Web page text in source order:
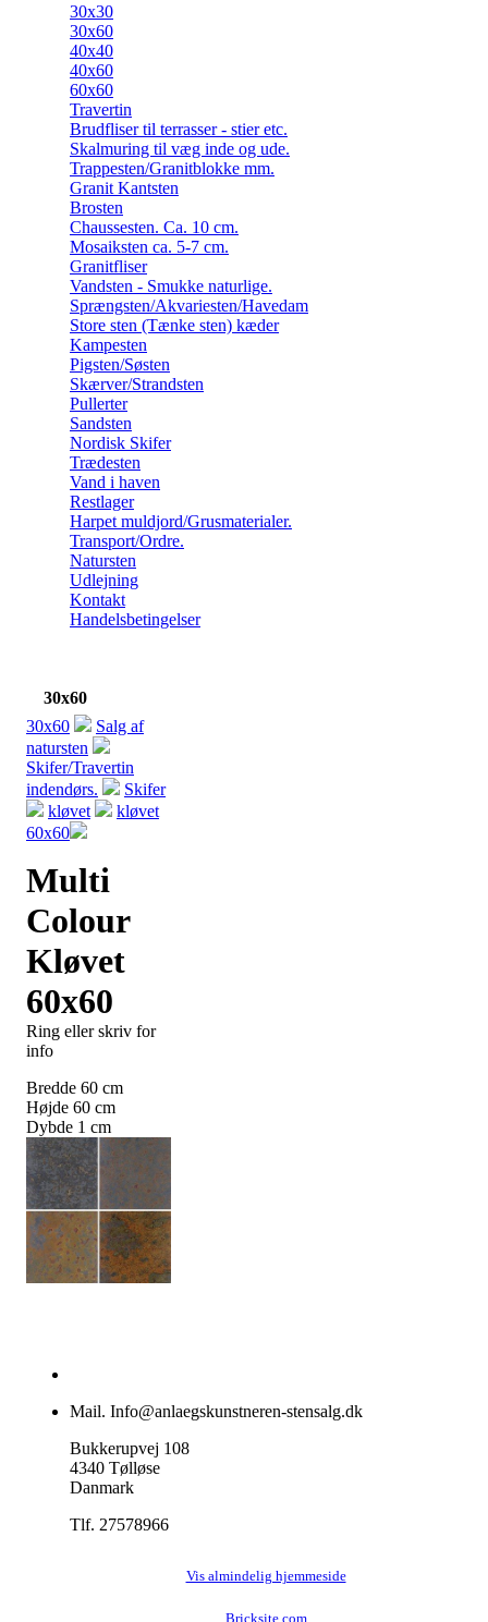
30x30
30x60
40x40
40x60
60x60
Travertin
Brudfliser til terrasser - stier etc.
Skalmuring til væg inde og ude.
Trappesten/Granitblokke mm.
Granit Kantsten
Brosten
Chaussesten. Ca. 10 cm.
Mosaiksten ca. 5-7 cm.
Granitfliser
Vandsten - Smukke naturlige.
Sprængsten/Akvariesten/Havedam
Store sten (Tænke sten) kæder
Kampesten
Pigsten/Søsten
Skærver/Strandsten
Pullerter
Sandsten
Nordisk Skifer
Trædesten
Vand i haven
Restlager
Harpet muldjord/Grusmaterialer.
Transport/Ordre.
Natursten
Udlejning
Kontakt
Handelsbetingelser
30x60
30x60
Salg af
natursten
Skifer/Travertin
indendørs.
Skifer
kløvet
kløvet
60x60
Multi
Colour
Kløvet
60x60
Ring eller skriv for
info
Bredde 60 cm
Højde 60 cm
Dybde 1 cm
Mail. Info@anlaegskunstneren-stensalg.dk
Bukkerupvej 108
4340 Tølløse
Danmark
Tlf. 27578966
Vis almindelig hjemmeside
Bricksite.com